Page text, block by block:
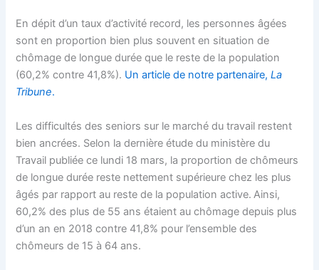
En dépit d’un taux d’activité record, les personnes âgées
sont en proportion bien plus souvent en situation de
chômage de longue durée que le reste de la population
(60,2% contre 41,8%). Un article de notre partenaire,La
Tribune.
Les difficultés des seniors sur le marché du travail restent
bien ancrées. Selon la dernière étude du ministère du
Travail publiée ce lundi 18 mars, la proportion de chômeurs
de longue durée reste nettement supérieure chez les plus
âgés par rapport au reste de la population active. Ainsi,
60,2% des plus de 55 ans étaient au chômage depuis plus
d’un an en 2018 contre 41,8% pour l’ensemble des
chômeurs de 15 à 64 ans.